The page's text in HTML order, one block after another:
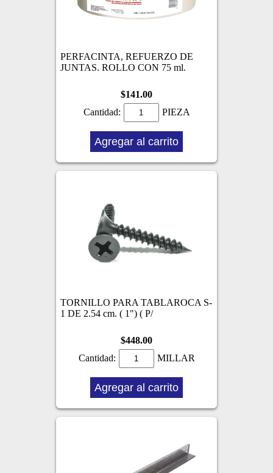
PERFACINTA, REFUERZO DE
JUNTAS. ROLLO CON 75 ml.
$141.00
Cantidad:
PIEZA
Agregar al carrito
TORNILLO PARA TABLAROCA S-
1 DE 2.54 cm. ( 1") ( P/
$448.00
Cantidad:
MILLAR
Agregar al carrito